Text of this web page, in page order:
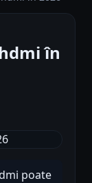
în
poate